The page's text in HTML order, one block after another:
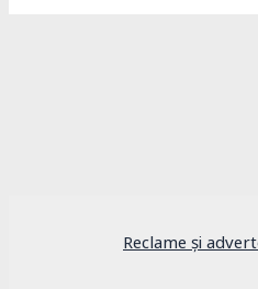
Mircea Eliade,
Reclame și